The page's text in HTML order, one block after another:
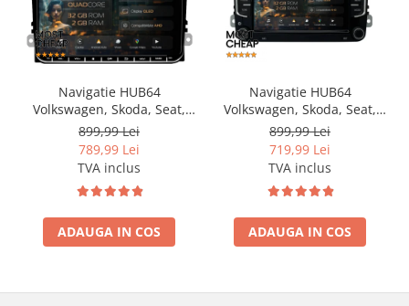
Navigatie HUB64
Volkswagen, Skoda, Seat,
2GB RAM, Android, GPS, Wi-
FI, Carplay, Android Auto,
USB, Bluetooth, Radio,
Waze, Touchscreen, 9 inch
899,99 Lei
789,99 Lei
TVA inclus
ADAUGA IN COS
Navigatie HUB64
Volkswagen, Skoda, Seat,
2GB RAM, Android, GPS, Wi-
FI, Carplay, Android Auto,
USB, Bluetooth, Radio,
Waze, Touchscreen, 7 inch
899,99 Lei
719,99 Lei
TVA inclus
ADAUGA IN COS